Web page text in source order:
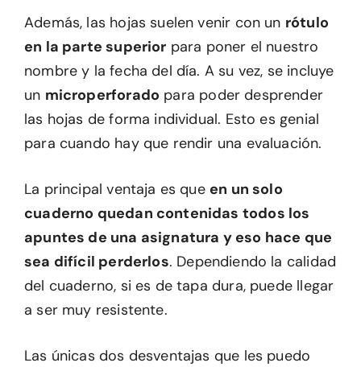
Además, las hojas suelen venir con un rótulo
en la parte superior para poner el nuestro
nombre y la fecha del día. A su vez, se incluye
un microperforado para poder desprender
las hojas de forma individual. Esto es genial
para cuando hay que rendir una evaluación.
La principal ventaja es que en un solo
cuaderno quedan contenidas todos los
apuntes de una asignatura y eso hace que
sea difícil perderlos. Dependiendo la calidad
del cuaderno, si es de tapa dura, puede llegar
a ser muy resistente.
Las únicas dos desventajas que les puedo